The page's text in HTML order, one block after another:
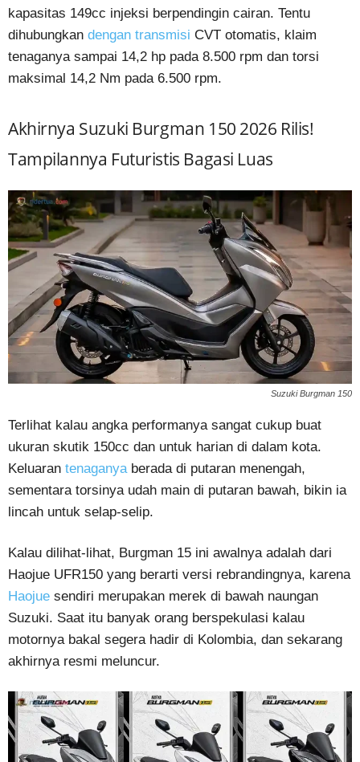
kapasitas 149cc injeksi berpendingin cairan. Tentu
dihubungkan dengan transmisi CVT otomatis, klaim
tenaganya sampai 14,2 hp pada 8.500 rpm dan torsi
maksimal 14,2 Nm pada 6.500 rpm.
Akhirnya Suzuki Burgman 150 2026 Rilis!
Tampilannya Futuristis Bagasi Luas
Suzuki Burgman 150
Terlihat kalau angka performanya sangat cukup buat
ukuran skutik 150cc dan untuk harian di dalam kota.
Keluaran tenaganya berada di putaran menengah,
sementara torsinya udah main di putaran bawah, bikin ia
lincah untuk selap-selip.
Kalau dilihat-lihat, Burgman 15 ini awalnya adalah dari
Haojue UFR150 yang berarti versi rebrandingnya, karena
Haojue sendiri merupakan merek di bawah naungan
Suzuki. Saat itu banyak orang berspekulasi kalau
motornya bakal segera hadir di Kolombia, dan sekarang
akhirnya resmi meluncur.